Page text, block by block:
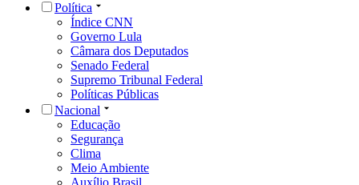
Política
Índice CNN
Governo Lula
Câmara dos Deputados
Senado Federal
Supremo Tribunal Federal
Políticas Públicas
Nacional
Educação
Segurança
Clima
Meio Ambiente